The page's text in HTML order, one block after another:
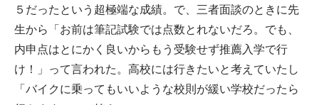
５だったという超極端な成績。で、三者面談のときに先
生から「お前は筆記試験では点数とれないだろ。でも、
内申点はとにかく良いからもう受験せず推薦入学で行
け！」って言われた。高校には行きたいと考えていたし
「バイクに乗ってもいいような校則が緩い学校だったら